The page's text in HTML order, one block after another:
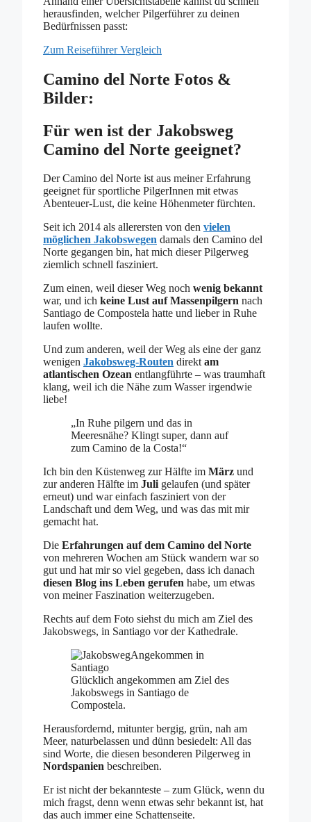
herausfinden, welcher Pilgerführer zu deinen
Bedürfnissen passt:
Zum Reiseführer Vergleich
Camino del Norte Fotos &
Bilder:
Für wen ist der Jakobsweg
Camino del Norte geeignet?
Der Camino del Norte ist aus meiner Erfahrung
geeignet für sportliche PilgerInnen mit etwas
Abenteuer-Lust, die keine Höhenmeter fürchten.
Seit ich 2014 als allerersten von den vielen
möglichen Jakobswegen damals den Camino del
Norte gegangen bin, hat mich dieser Pilgerweg
ziemlich schnell fasziniert.
Zum einen, weil dieser Weg noch wenig bekannt
war, und ich keine Lust auf Massenpilgern nach
Santiago de Compostela hatte und lieber in Ruhe
laufen wollte.
Und zum anderen, weil der Weg als eine der ganz
wenigen Jakobsweg-Routen direktam
atlantischen Ozean entlangführte – was traumhaft
klang, weil ich die Nähe zum Wasser irgendwie
liebe!
„In Ruhe pilgern und das in
Meeresnähe? Klingt super, dann auf
zum Camino de la Costa!“
Ich bin den Küstenweg zur Hälfte im März und
zur anderen Hälfte im Juligelaufen (und später
erneut) und war einfach fasziniert von der
Landschaft und dem Weg, und was das mit mir
gemacht hat.
Die Erfahrungen auf dem Camino del Norte
von mehreren Wochen am Stück wandern war so
gut und hat mir so viel gegeben, dass ich danach
diesen Blog ins Leben gerufen habe, um etwas
von meiner Faszination weiterzugeben.
Rechts auf dem Foto siehst du mich am Ziel des
Jakobswegs, in Santiago vor der Kathedrale.
Glücklich angekommen am Ziel des
Jakobswegs in Santiago de
Compostela.
Herausfordernd, mitunter bergig, grün, nah am
Meer, naturbelassen und dünn besiedelt: All das
sind Worte, die diesen besonderen Pilgerweg in
Nordspanien beschreiben.
Er ist nicht der bekannteste – zum Glück, wenn du
mich fragst, denn wenn etwas sehr bekannt ist, hat
das auch immer eine Schattenseite.